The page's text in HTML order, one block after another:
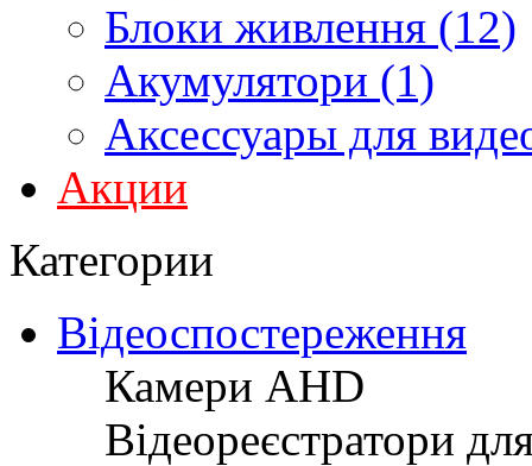
Блоки живлення (12)
Акумулятори (1)
Аксессуары для
Акции
Категории
Відеоспостереження
Камери AHD
Відеореєстратори